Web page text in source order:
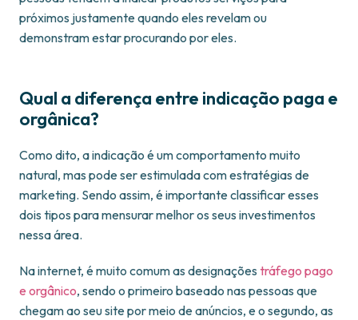
próximos justamente quando eles revelam ou
demonstram estar procurando por eles.
Qual a diferença entre indicação paga e
orgânica?
Como dito, a indicação é um comportamento muito
natural, mas pode ser estimulada com estratégias de
marketing. Sendo assim, é importante classificar esses
dois tipos para mensurar melhor os seus investimentos
nessa área.
Na internet, é muito comum as designações tráfego pago
e orgânico, sendo o primeiro baseado nas pessoas que
chegam ao seu site por meio de anúncios, e o segundo, as